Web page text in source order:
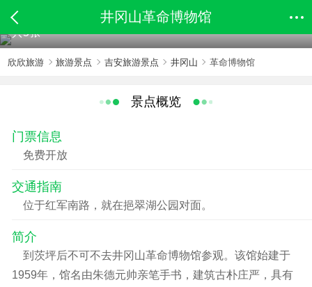
井冈山革命博物馆
共5张
欣欣旅游 旅游景点 吉安旅游景点 井冈山 革命博物馆
景点概览
门票信息
免费开放
交通指南
位于红军南路，就在挹翠湖公园对面。
简介
到茨坪后不可不去井冈山革命博物馆参观。该馆始建于
1959年，馆名由朱德元帅亲笔手书，建筑古朴庄严，具有